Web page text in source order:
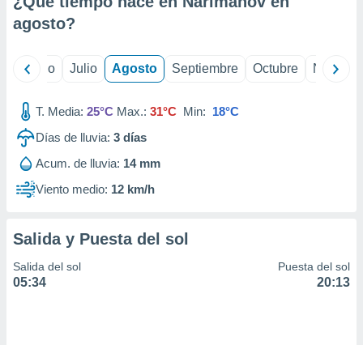
e
publicidad
publicidad
de
agosto?
Junio Julio Agosto Septiembre Octubre
T. Media: 25°C Max.: 31°C Min: 18°C
Días de lluvia: 3 días
Acum. de lluvia: 14 mm
Viento medio: 12 km/h
Salida y Puesta del sol
Salida del sol
05:34
Puesta del sol
20:13